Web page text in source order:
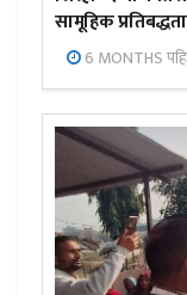
सामूहिक
6 MONTHS